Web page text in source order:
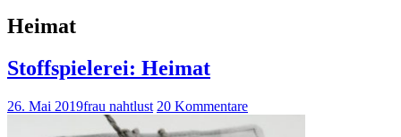
Heimat
Stoffspielerei: Heimat
26. Mai 2019frau nahtlust 20 Kommentare